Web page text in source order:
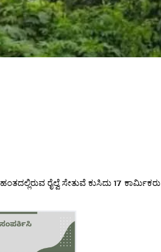
ರೈಲ್ವೆ ಸೇತುವೆ ಕುಸಿದು 17 ಕಾರ್ಮಿಕರು